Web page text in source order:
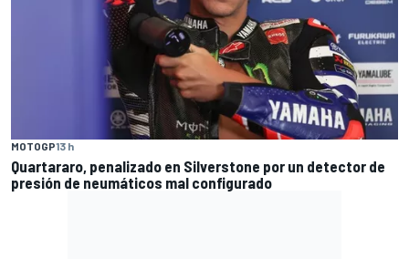
MOTOGP13 h
Quartararo, penalizado en Silverstone por un detector de
presión de neumáticos mal configurado